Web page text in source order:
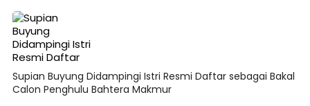
Supian Buyung Didampingi Istri Resmi Daftar sebagai Bakal
Calon Penghulu Bahtera Makmur